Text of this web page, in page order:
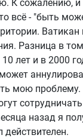
К сожалению,
всё - "быть
Разница в
лет и в 2000
мою
назад я